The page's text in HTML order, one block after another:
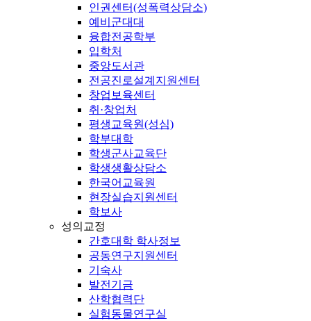
인권센터(성폭력상담소)
예비군대대
융합전공학부
입학처
중앙도서관
전공진로설계지원센터
창업보육센터
취·창업처
평생교육원(성심)
학부대학
학생군사교육단
학생생활상담소
한국어교육원
현장실습지원센터
학보사
성의교정
간호대학 학사정보
공동연구지원센터
기숙사
발전기금
산학협력단
실험동물연구실